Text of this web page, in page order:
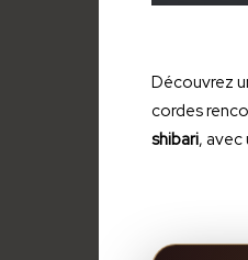
Découvrez
cordes
shibari, avec